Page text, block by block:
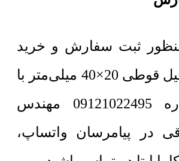
ثبت سفارش و خرید
پروفیل قوطی 20×40 میلی‌متر با
شماره 09121022495 مهندس
در پیامرسان واتساپ،